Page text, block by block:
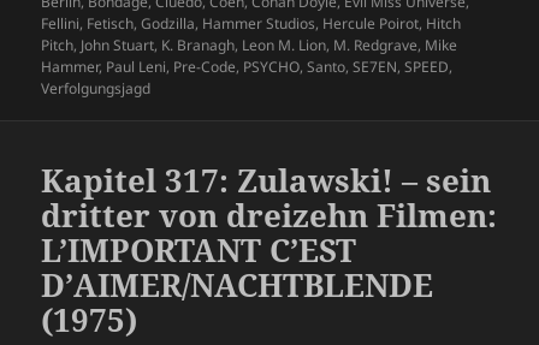
Fellini, Fetisch,Godzilla, Hammer Studios, Hercule Poirot, Hitch
Pitch, John Stuart, K. Branagh, Leon M. Lion, M. Redgrave, Mike
Hammer, Paul Leni, Pre-Code, PSYCHO,Santo,SE7EN,SPEED,
Verfolgungsjagd
Kapitel 317: Zulawski! – sein
dritter von dreizehn Filmen:
L’IMPORTANT C’EST
D’AIMER/NACHTBLENDE
(1975)